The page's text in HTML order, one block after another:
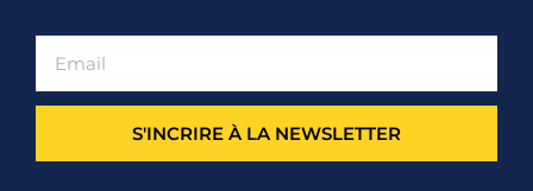
S'INCRIRE À LA NEWSLETTER